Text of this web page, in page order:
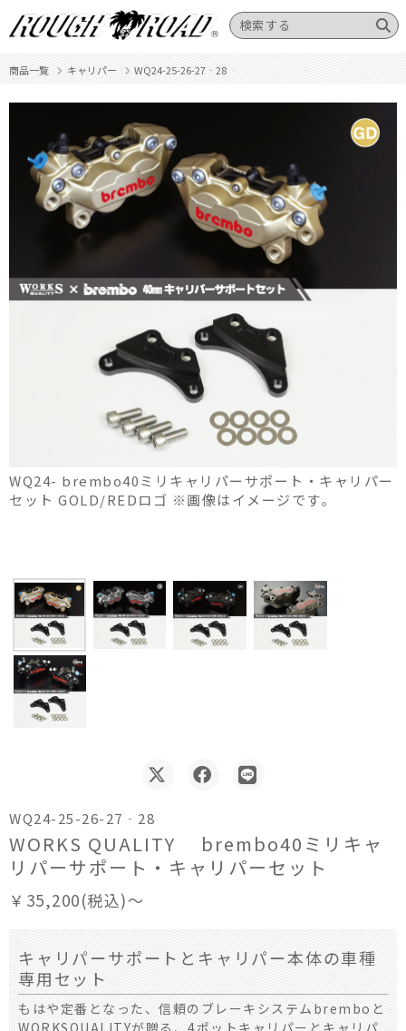
商品一覧 キャリパー WQ24-25-26-27‐28
WQ24- brembo40ミリキャリパーサポート・キャリパー
セット GOLD/REDロゴ ※画像はイメージです。
WQ24-25-26-27‐28
WORKS QUALITY brembo40ミリキャ
リパーサポート・キャリパーセット
￥35,200(税込)～
キャリパーサポートとキャリパー本体の車種
専用セット
もはや定番となった、信頼のブレーキシステムbremboと